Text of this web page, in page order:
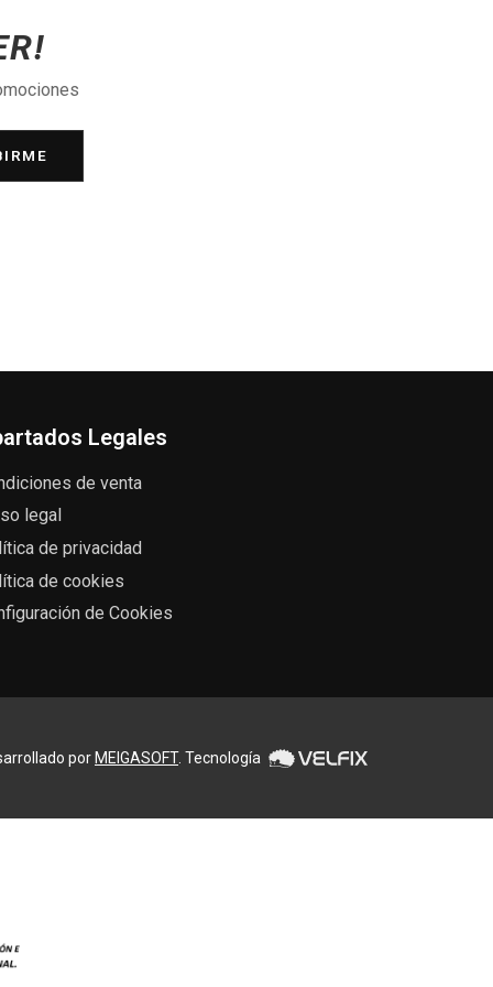
Legales
de venta
legal
de privacidad
de cookies
de Cookies
por MEIGASOFT. Tecnología